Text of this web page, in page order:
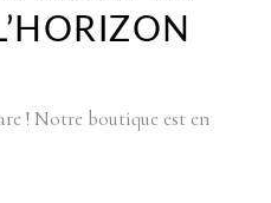
! Notre boutique est en